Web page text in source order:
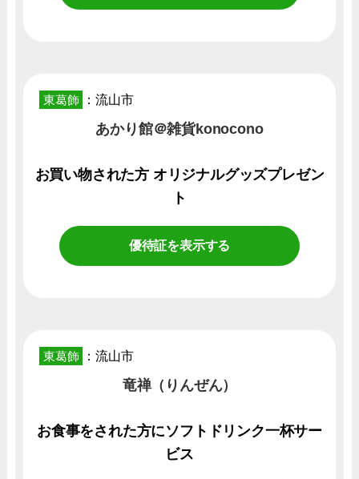
東葛飾 ：流山市
あかり館＠雑貨konocono
お買い物された方 オリジナルグッズプレゼン
ト
優待証を表示する
東葛飾 ：流山市
竜禅（りんぜん）
お食事をされた方にソフトドリンク一杯サー
ビス